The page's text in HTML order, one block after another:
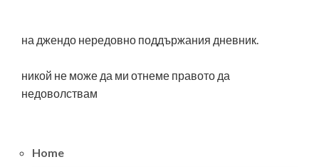
на джендо нередовно поддържания дневник.
никой не може да ми отнеме правото да
недоволствам
Home